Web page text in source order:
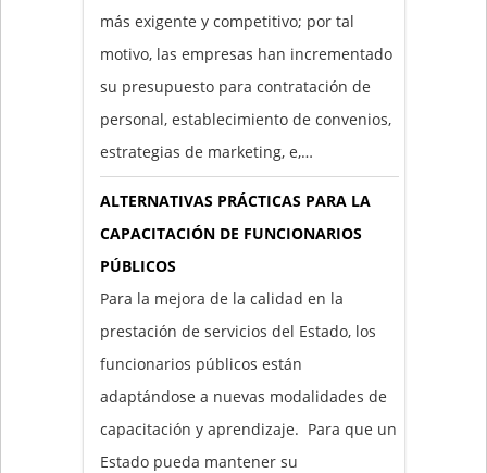
más exigente y competitivo; por tal
motivo, las empresas han incrementado
su presupuesto para contratación de
personal, establecimiento de convenios,
estrategias de marketing, e,…
ALTERNATIVAS PRÁCTICAS PARA LA
CAPACITACIÓN DE FUNCIONARIOS
PÚBLICOS
Para la mejora de la calidad en la
prestación de servicios del Estado, los
funcionarios públicos están
adaptándose a nuevas modalidades de
capacitación y aprendizaje. Para que un
Estado pueda mantener su